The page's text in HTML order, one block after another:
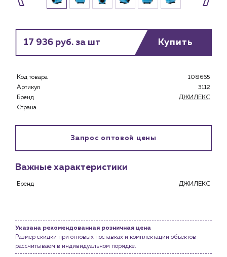
Каталог
О компании
История компании
Водоснабжение и теплоснабжение
Блог
17 936 руб. за шт Купить
Код товара
108665
Артикул
3112
Бренд
ДЖИЛЕКС
Страна
Запрос оптовой цены
Важные характеристики
Бренд ДЖИЛЕКС
Указана рекомендованная розничная цена
Размер скидки при оптовых поставках и комплектации объектов
рассчитываем в индивидуальном порядке.